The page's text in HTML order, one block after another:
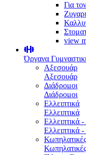
Για
view
Όργανα
Αξεσουάρ
Αξεσουάρ
Διάδρομοι
Διάδρομοι
Ελλειπτικά
Ελλειπτικά
Ελλειπτικά
Ελλειπτικά
Κωπηλατικές
Κωπηλατικές